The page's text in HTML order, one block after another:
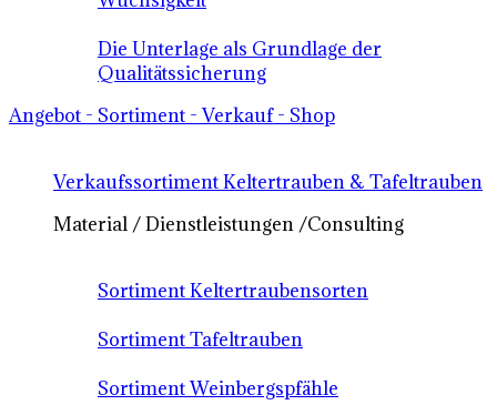
Die Unterlage als Grundlage der
Qualitätssicherung
Angebot - Sortiment - Verkauf - Shop
Verkaufssortiment Keltertrauben & Tafeltrauben
Material / Dienstleistungen /Consulting
Sortiment Keltertraubensorten
Sortiment Tafeltrauben
Sortiment Weinbergspfähle